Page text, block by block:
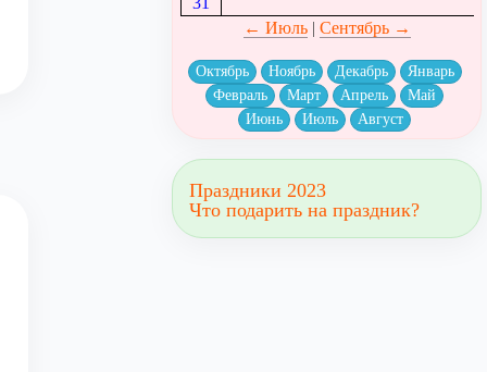
← Июль| Сентябрь →
Октябрь Ноябрь Декабрь
Январь
Февраль
Март Апрель
Май
Июнь
Июль Август
Праздники 2023
Что подарить на праздник?